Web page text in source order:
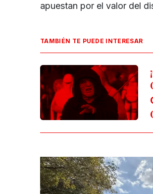
apuestan por el valor del
TAMBIÉN TE PUEDE INTERESAR